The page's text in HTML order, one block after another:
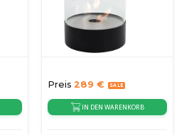
Preis 289 €
IN DEN WARENKORB